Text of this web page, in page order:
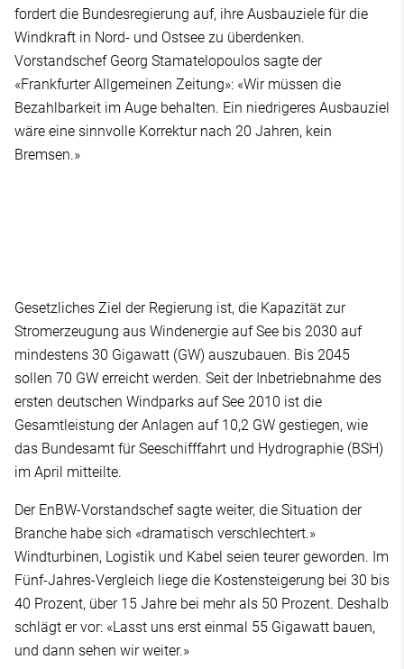
fordert die Bundesregierung auf, ihre Ausbauziele für die
Windkraft in Nord- und Ostsee zu überdenken.
Vorstandschef Georg Stamatelopoulos sagte der
«Frankfurter Allgemeinen Zeitung»: «Wir müssen die
Bezahlbarkeit im Auge behalten. Ein niedrigeres Ausbauziel
wäre eine sinnvolle Korrektur nach 20 Jahren, kein
Bremsen.»
Gesetzliches Ziel der Regierung ist, die Kapazität zur
Stromerzeugung aus Windenergie auf See bis 2030 auf
mindestens 30 Gigawatt (GW) auszubauen. Bis 2045
sollen 70 GW erreicht werden. Seit der Inbetriebnahme des
ersten deutschen Windparks auf See 2010 ist die
Gesamtleistung der Anlagen auf 10,2 GW gestiegen, wie
das Bundesamt für Seeschifffahrt und Hydrographie (BSH)
im April mitteilte.
Der EnBW-Vorstandschef sagte weiter, die Situation der
Branche habe sich «dramatisch verschlechtert.»
Windturbinen, Logistik und Kabel seien teurer geworden. Im
Fünf-Jahres-Vergleich liege die Kostensteigerung bei 30 bis
40 Prozent, über 15 Jahre bei mehr als 50 Prozent. Deshalb
schlägt er vor: «Lasst uns erst einmal 55 Gigawatt bauen,
und dann sehen wir weiter.»